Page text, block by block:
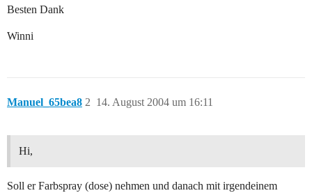
Besten Dank
Winni
Manuel_65bea8 14. August 2004 um 16:11
2
Hi,
Soll er Farbspray (dose) nehmen und danach mit irgendeinem